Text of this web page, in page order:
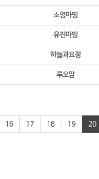
소영마밍
유진마밍
하늘과요정
루오맘
16 17 18 19 20